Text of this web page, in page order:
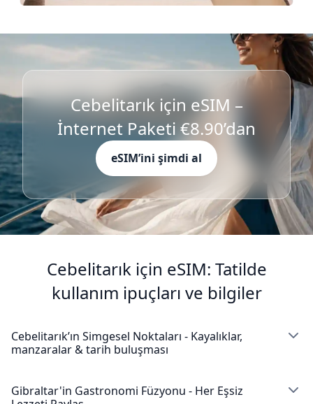
Cebelitarık için eSIM –
İnternet Paketi €8.90’dan
eSIM’ini şimdi al
Cebelitarık için eSIM: Tatilde
kullanım ipuçları ve bilgiler
Cebelitarık’ın Simgesel Noktaları - Kayalıklar,
manzaralar & tarih buluşması
keşfederken Gibraltar eSIM'inin kesintisiz bağlantı
Gibraltar'in Gastronomi Füzyonu - Her Eşsiz